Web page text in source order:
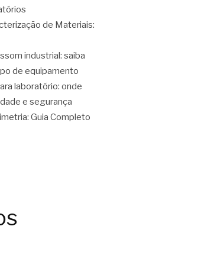
de Materiais:
industrial: saiba
de equipamento
laboratório: onde
e segurança
Guia Completo